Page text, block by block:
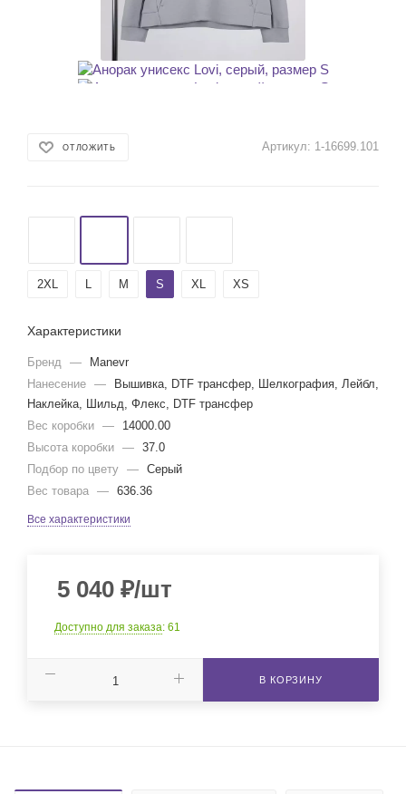
ОТЛОЖИТЬ Артикул: 1-16699.101
2XL L M S XL XS
Характеристики
Бренд —
Manevr
Нанесение —
Вышивка, DTF трансфер, Шелкография, Лейбл,
Наклейка, Шильд, Флекс, DTF трансфер
Вес коробки —
14000.00
Высота коробки — 37.0
Подбор по цвету — Серый
Вес товара — 636.36
Все характеристики
5 040 ₽/шт
Доступно для заказа: 61
В КОРЗИНУ